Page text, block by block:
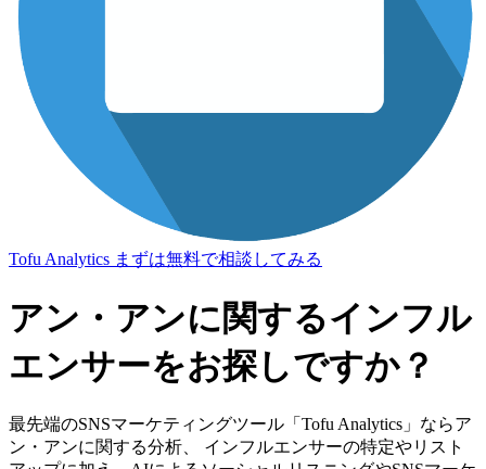
Tofu Analytics まずは無料で相談してみる
アン・アンに関するインフル
エンサーをお探しですか？
最先端のSNSマーケティングツール「Tofu Analytics」ならア
ン・アンに関する分析、 インフルエンサーの特定やリスト